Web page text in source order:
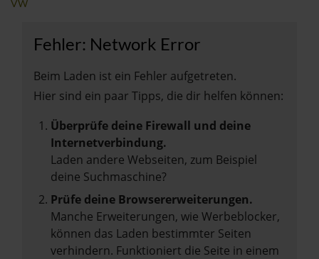
VW
Fehler: Network Error
Beim Laden ist ein Fehler aufgetreten.
Hier sind ein paar Tipps, die dir helfen können:
Überprüfe deine Firewall und deine
Internetverbindung.
Laden andere Webseiten, zum Beispiel
deine Suchmaschine?
Prüfe deine Browsererweiterungen.
Manche Erweiterungen, wie Werbeblocker,
können das Laden bestimmter Seiten
verhindern. Funktioniert die Seite in einem